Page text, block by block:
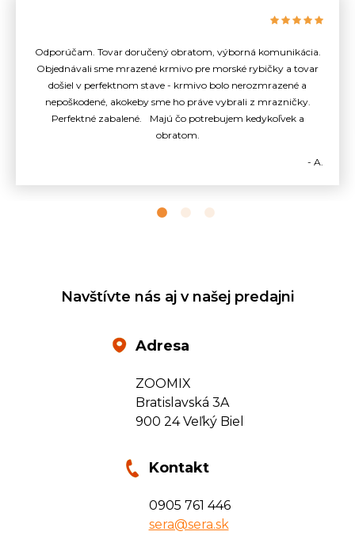
Odporúčam. Tovar doručený obratom, výborná komunikácia.
Objednávali sme mrazené krmivo pre morské rybičky a tovar
došiel v perfektnom stave - krmivo bolo nerozmrazené a
nepoškodené, akokeby sme ho práve vybrali z mrazničky.
Perfektné zabalené. Majú čo potrebujem kedykoľvek a
obratom.
- A.
Navštívte nás aj v našej predajni
Adresa
ZOOMIX
Bratislavská 3A
900 24 Veľký Biel
Kontakt
0905 761 446
sera@sera.sk